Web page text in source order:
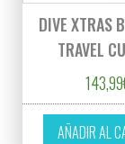
DIVE XTRAS
TRAVEL
143,99
AÑADIR AL